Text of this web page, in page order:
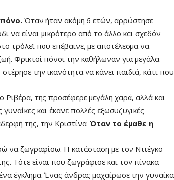
Όταν ήταν ακόμη 6 ετών, αρρώστησε
να είναι μικρότερο από το άλλο και σχεδόν
τρόλεϊ που επέβαινε, με αποτέλεσμα να
Φρικτοί πόνοι την καθήλωναν για μεγάλα
την ικανότητα να κάνει παιδιά, κάτι που
της προσέφερε μεγάλη χαρά, αλλά και
και έκανε πολλές εξωσυζυγικές
της, την Κριστίνα. Όταν το έμαθε η
να ζωγραφίσω. Η κατάσταση με τον Ντιέγκο
Τότε είναι που ζωγράφισε και τον πίνακα
έγκλημα. Ένας άνδρας μαχαίρωσε την γυναίκα